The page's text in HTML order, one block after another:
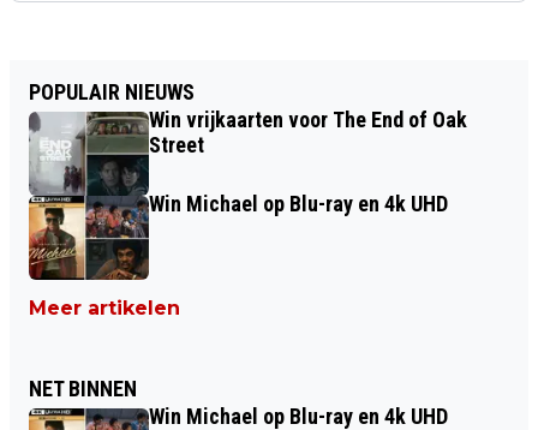
POPULAIR NIEUWS
Win vrijkaarten voor The End of Oak
Street
Win Michael op Blu-ray en 4k UHD
Meer artikelen
NET BINNEN
Win Michael op Blu-ray en 4k UHD